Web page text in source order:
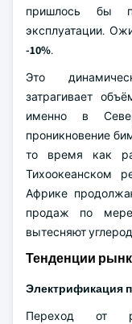
пришлось бы
эксплуатации.
-10%.
Это
затрагивает
именно в
проникновение
то время как
Тихоокеанском
Африке
продаж по
вытесняют
Тенденции
Электрификация
Переход от